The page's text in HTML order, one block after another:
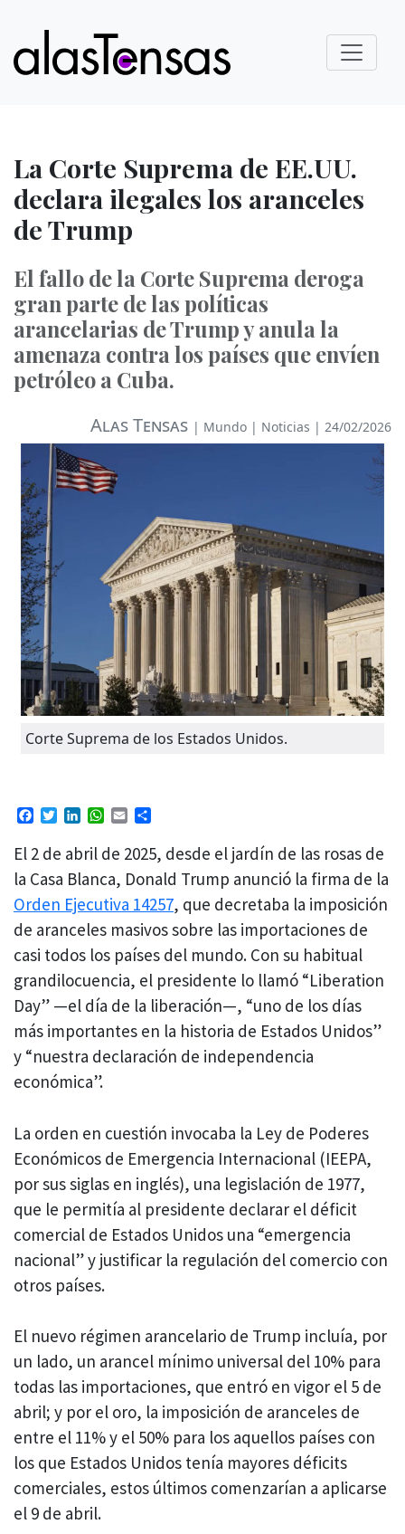
La Corte Suprema de EE.UU.
declara ilegales los aranceles
de Trump
El fallo de la Corte Suprema deroga
gran parte de las políticas
arancelarias de Trump y anula la
amenaza contra los países que envíen
petróleo a Cuba.
Alas Tensas | Mundo | Noticias | 24/02/2026
Corte Suprema de los Estados Unidos.
Facebook
TwitterLinkedIn
WhatsApp
Email
El 2 de abril de 2025, desde el jardín de las rosas de
la Casa Blanca, Donald Trump anunció la firma de la
Orden Ejecutiva 14257, que decretaba la imposición
de aranceles masivos sobre las importaciones de
casi todos los países del mundo. Con su habitual
grandilocuencia, el presidente lo llamó “Liberation
Day” —el día de la liberación—, “uno de los días
más importantes en la historia de Estados Unidos”
y “nuestra declaración de independencia
económica”.
La orden en cuestión invocaba la Ley de Poderes
Económicos de Emergencia Internacional (IEEPA,
por sus siglas en inglés), una legislación de 1977,
que le permitía al presidente declarar el déficit
comercial de Estados Unidos una “emergencia
nacional” y justificar la regulación del comercio con
otros países.
El nuevo régimen arancelario de Trump incluía, por
un lado, un arancel mínimo universal del 10% para
todas las importaciones, que entró en vigor el 5 de
abril; y por el oro, la imposición de aranceles de
entre el 11% y el 50% para los aquellos países con
los que Estados Unidos tenía mayores déficits
comerciales, estos últimos comenzarían a aplicarse
el 9 de abril.